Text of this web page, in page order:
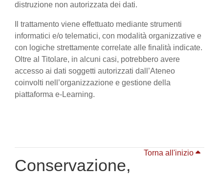
distruzione non autorizzata dei dati.
Il trattamento viene effettuato mediante strumenti
informatici e/o telematici, con modalità organizzative e
con logiche strettamente correlate alle finalità indicate.
Oltre al Titolare, in alcuni casi, potrebbero avere
accesso ai dati soggetti autorizzati dall’Ateneo
coinvolti nell’organizzazione e gestione della
piattaforma e-Learning.
Torna all'inizio
Conservazione,